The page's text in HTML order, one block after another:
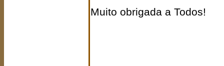
Muito obrigada a Todos!